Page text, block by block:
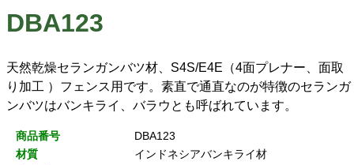
DBA123
天然乾燥セランガンバツ材、S4S/E4E（4面プレナー、面取
り加工 ）フェンス用です。素直で通直なのが特徴のセランガ
ンバツはバンキライ、バラウとも呼ばれています。
商品番号
DBA123
材質
インドネシアバンキライ材